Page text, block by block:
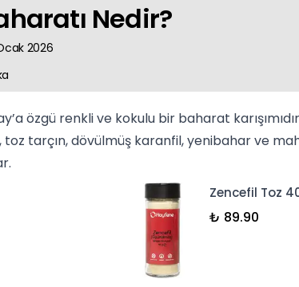
Nedir?
2026
özgü renkli ve kokulu bir baharat
toz tarçın, dövülmüş karanfil,yenibaharve
Zencefil Toz
₺ 89.90